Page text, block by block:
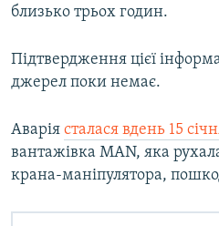
близько трьох годин.
Підтвердження цієї
джерел поки немає.
Аварія сталася вдень 15
вантажівка МАN, яка
крана-маніпулятора,